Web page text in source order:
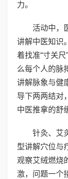
力。
活动中，
讲解中医知识
着找准“寸关
么每个人的脉
讲解脉象与健
导下两两结对
中医推拿的舒
针灸、艾
型讲解穴位与
观察艾绒燃烧
激，问题一个